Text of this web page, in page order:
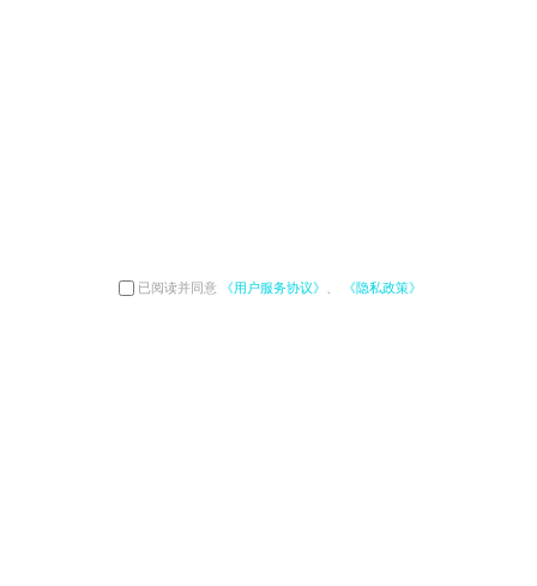
已阅读并同意 《用户服务协议》 《隐私政策》